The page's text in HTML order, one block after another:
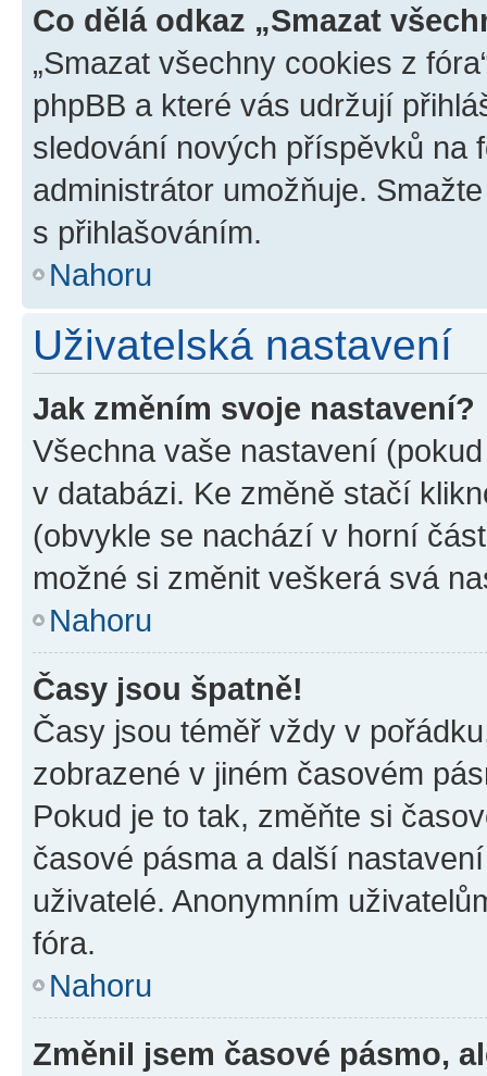
Co dělá odkaz „Smazat
„Smazat všechny cookies z
phpBB a které vás udržují
sledování nových příspěvků na
administrátor umožňuje.
s přihlašováním.
Nahoru
Uživatelská nastavení
Jak změním svoje nastavení?
Všechna vaše nastavení
v databázi. Ke změně stačí
(obvykle se nachází v horní
možné si změnit veškerá svá
Nahoru
Časy jsou špatně!
Časy jsou téměř vždy v
zobrazené v jiném časovém
Pokud je to tak, změňte si
časové pásma a další
uživatelé. Anonymním
fóra.
Nahoru
Změnil jsem časové pásmo,